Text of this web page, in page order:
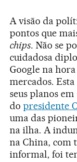
A visão da
pontos que
chips. Não se
cuidadosa
Google na
mercados.
seus planos
do presidente
uma das
na ilha. A
na China, com
informal, foi